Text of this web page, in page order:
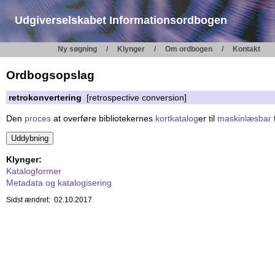
Udgiverselskabet Informationsordbogen
Ny søgning Klynger Om ordbogen Kontakt
Ordbogsopslag
retrokonvertering [retrospective conversion]
Den proces at overføre bibliotekernes kortkataloger til maskinlæsbar
Klynger:
Katalogformer
Metadata og katalogisering
Sidst ændret: 02.10.2017